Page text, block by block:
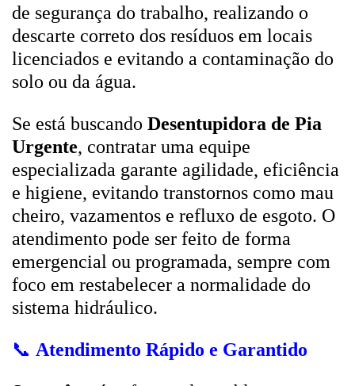
de segurança do trabalho, realizando o
descarte correto dos resíduos em locais
licenciados e evitando a contaminação do
solo ou da água.
Se está buscando Desentupidora de Pia
Urgente, contratar uma equipe
especializada garante agilidade, eficiência
e higiene, evitando transtornos como mau
cheiro, vazamentos e refluxo de esgoto. O
atendimento pode ser feito de forma
emergencial ou programada, sempre com
foco em restabelecer a normalidade do
sistema hidráulico.
📞 Atendimento Rápido e Garantido